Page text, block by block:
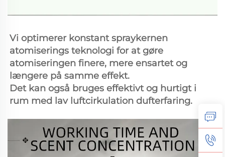
Vi optimerer konstant spraykernen
atomiserings teknologi for at gøre
atomiseringen finere, mere ensartet og
længere på samme effekt.
Det kan også bruges effektivt og hurtigt i
rum med lav luftcirkulation dufterfaring.